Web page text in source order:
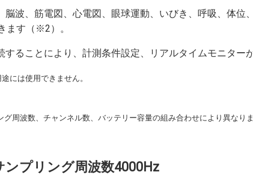
波、筋電図、心電図、眼球運動、いびき、呼吸、体位
ます（※2）。
することにより、計測条件設定、リアルタイムモニター
には使用できません。
周波数、チャンネル数、バッテリー容量の組み合わせにより異なりま
プリング周波数4000Hz